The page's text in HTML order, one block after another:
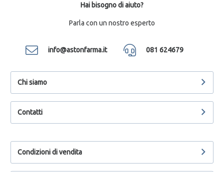
Hai bisogno di aiuto?
Parla con un nostro esperto
info@astonfarma.it 081 624679
Chi siamo
Contatti
Condizioni di vendita